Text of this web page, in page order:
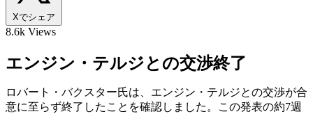
Xでシェア
8.6k Views
エンジン・テルジとの交渉終了
ロバート・バクスター氏は、エンジン・テルジとの交渉が合
意に至らず終了したことを確認しました。この発表の約7週